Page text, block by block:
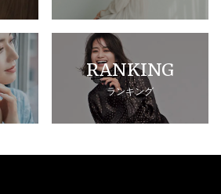
RANKING
ランキング